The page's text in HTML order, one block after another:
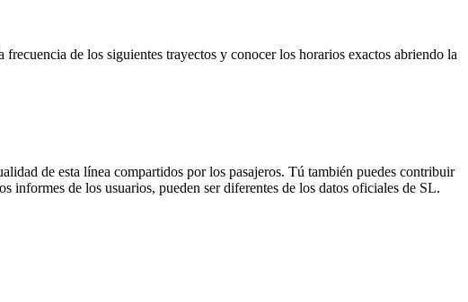
de los siguientes trayectos y conocer los horarios exactos abriendo la
de esta línea compartidos por los pasajeros. Tú también puedes contribuir
informes de los usuarios, pueden ser diferentes de los datos oficiales de SL.